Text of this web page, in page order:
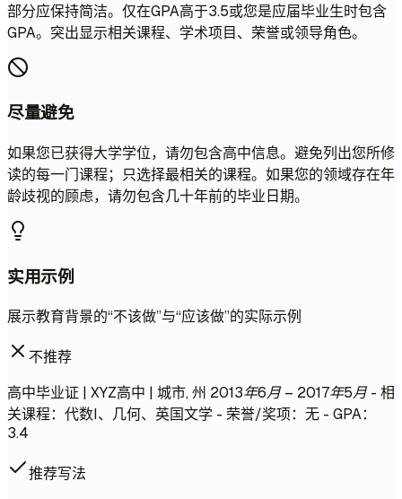
部分应保持简洁。仅在GPA高于3.5或您是应届毕业生时包含
GPA。突出显示相关课程、学术项目、荣誉或领导角色。
尽量避免
如果您已获得大学学位，请勿包含高中信息。避免列出您所修
读的每一门课程；只选择最相关的课程。如果您的领域存在年
龄歧视的顾虑，请勿包含几十年前的毕业日期。
实用示例
展示教育背景的“不该做”与“应该做”的实际示例
不推荐
高中毕业证 | XYZ高中 | 城市, 州 2013年6月 – 2017年5月- 相
关课程：代数I、几何、英国文学 - 荣誉/奖项：无 - GPA：
3.4
推荐写法